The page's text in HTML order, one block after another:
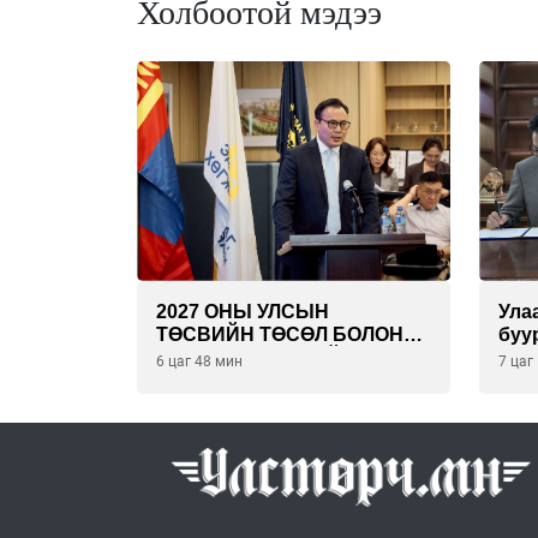
Холбоотой мэдээ
2027 ОНЫ УЛСЫН
ТӨСВИЙН ТӨСӨЛ БОЛОН
2026 ОНЫ ТӨСВИЙН
ХЭЛЭЛЦҮҮЛЭГ БОЛЛОО
6 цаг 48 мин
тай
7 цаг